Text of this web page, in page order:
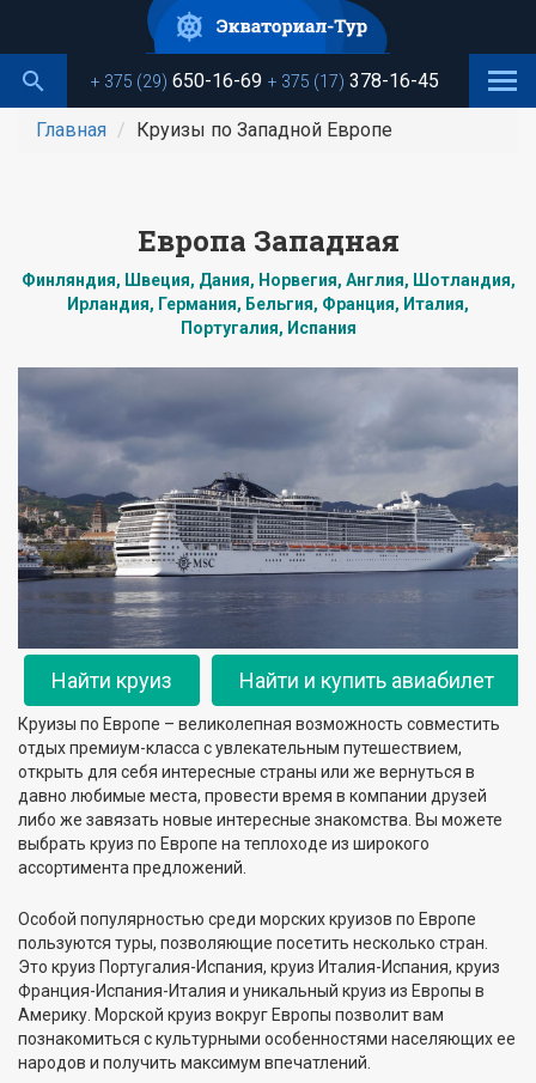
основному
содержанию+ 375 (29) 650-16-69 + 375 (17) 378-16-45
Главная Круизы по Западной Европе
Европа Западная
Финляндия, Швеция, Дания, Норвегия, Англия, Шотландия,
Ирландия, Германия, Бельгия, Франция, Италия,
Португалия, Испания
Найти круиз Найти и купить авиабилет
Круизы по Европе – великолепная возможность совместить
отдых премиум-класса с увлекательным путешествием,
открыть для себя интересные страны или же вернуться в
давно любимые места, провести время в компании друзей
либо же завязать новые интересные знакомства. Вы можете
выбрать круиз по Европе на теплоходе из широкого
ассортимента предложений.
Особой популярностью среди морских круизов по Европе
пользуются туры, позволяющие посетить несколько стран.
Это круиз Португалия-Испания, круиз Италия-Испания, круиз
Франция-Испания-Италия и уникальный круиз из Европы в
Америку. Морской круиз вокруг Европы позволит вам
познакомиться с культурными особенностями населяющих ее
народов и получить максимум впечатлений.